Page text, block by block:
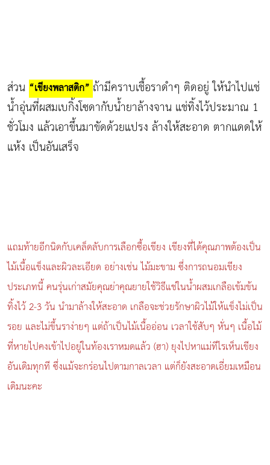
ส่วน “เขียงพลาสติก” ถ้ามีคราบเชื้อราดำๆ ติดอยู่ ให้นำไปแช่
น้ำอุ่นที่ผสมเบกิ้งโซดากับน้ำยาล้างจาน แช่ทิ้งไว้ประมาณ 1
ชั่วโมง แล้วเอาขึ้นมาขัดด้วยแปรง ล้างให้สะอาด ตากแดดให้
แห้ง เป็นอันเสร็จ
แถมท้ายอีกนิดกับเคล็ดลับการเลือกซื้อเขียง เขียงที่ได้คุณภาพต้องเป็น
ไม้เนื้อแข็งและผิวละเอียด อย่างเช่น ไม้มะขาม ซึ่งการถนอมเขียง
ประเภทนี้ คนรุ่นเก่าสมัยคุณย่าคุณยายใช้วิธีแช่ในน้ำผสมเกลือเข้มข้น
ทิ้งไว้ 2-3 วัน นำมาล้างให้สะอาด เกลือจะช่วยรักษาผิวไม้ให้แข็งไม่เป็น
รอย และไม่ขึ้นราง่ายๆ แต่ถ้าเป็นไม้เนื้ออ่อน เวลาใช้สับๆ หั่นๆ เนื้อไม้
ที่หายไปคงเข้าไปอยู่ในท้องเราหมดแล้ว (ฮา) ยุงไปหาแม่ทีไรเห็นเขียง
อันเดิมทุกที ซึ่งแม้จะกร่อนไปตามกาลเวลา แต่ก็ยังสะอาดเอี่ยมเหมือน
เดิมนะคะ